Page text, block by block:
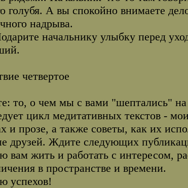
голубя. А вы спокойно внимаете
надрыва.
начальнику улыбку перед
четвертое
то, о чем мы с вами "шептались"
цикл медитативных текстов -
и прозе, а также советы, как их
друзей. Ждите следующих
вам жить и работать с интересом,
в пространстве и времени.
успехов!